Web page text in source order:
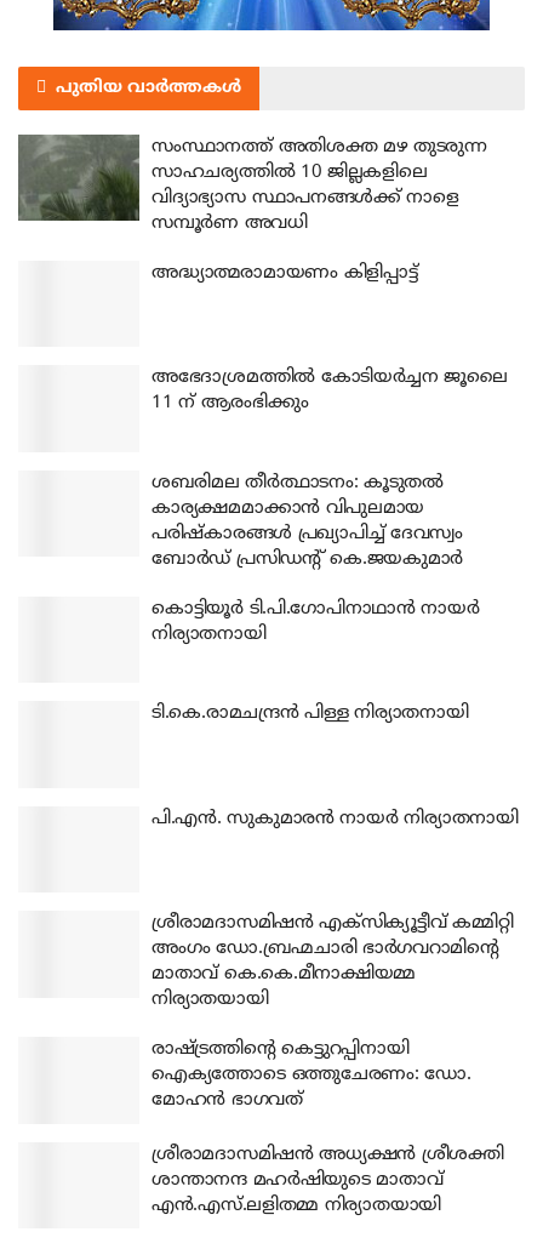
പുതിയ വാർത്തകൾ
സംസ്ഥാനത്ത് അതിശക്ത മഴ തുടരുന്ന
സാഹചര്യത്തിൽ 10 ജില്ലകളിലെ
വിദ്യാഭ്യാസ സ്ഥാപനങ്ങൾക്ക് നാളെ
സമ്പൂർണ അവധി
അദ്ധ്യാത്മരാമായണം കിളിപ്പാട്ട്
അഭേദാശ്രമത്തില്‍ കോടിയര്‍ച്ചന ജൂലൈ
11 ന് ആരംഭിക്കും
ശബരിമല തീര്‍ത്ഥാടനം: കൂടുതല്‍
കാര്യക്ഷമമാക്കാന്‍ വിപുലമായ
പരിഷ്‌കാരങ്ങള്‍ പ്രഖ്യാപിച്ച് ദേവസ്വം
ബോര്‍ഡ് പ്രസിഡന്റ് കെ.ജയകുമാര്‍
കൊട്ടിയൂര്‍ ടി.പി.ഗോപിനാഥാന്‍ നായര്‍
നിര്യാതനായി
ടി.കെ.രാമചന്ദ്രന്‍ പിള്ള നിര്യാതനായി
പി.എന്‍. സുകുമാരന്‍ നായര്‍ നിര്യാതനായി
ശ്രീരാമദാസമിഷന്‍ എക്‌സിക്യൂട്ടീവ് കമ്മിറ്റി
അംഗം ഡോ.ബ്രഹ്മചാരി ഭാര്‍ഗവറാമിന്റെ
മാതാവ് കെ.കെ.മീനാക്ഷിയമ്മ
നിര്യാതയായി
രാഷ്ട്രത്തിന്റെ കെട്ടുറപ്പിനായി
ഐക്യത്തോടെ ഒത്തുചേരണം: ഡോ.
മോഹന്‍ ഭാഗവത്
ശ്രീരാമദാസമിഷന്‍ അധ്യക്ഷന്‍ ശ്രീശക്തി
ശാന്താനന്ദ മഹര്‍ഷിയുടെ മാതാവ്
എന്‍.എസ്.ലളിതമ്മ നിര്യാതയായി